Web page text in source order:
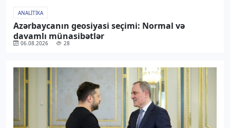
ANALITIKA
Azərbaycanın geosiyasi seçimi: Normal və
davamlı münasibətlər
06.08.2026 28